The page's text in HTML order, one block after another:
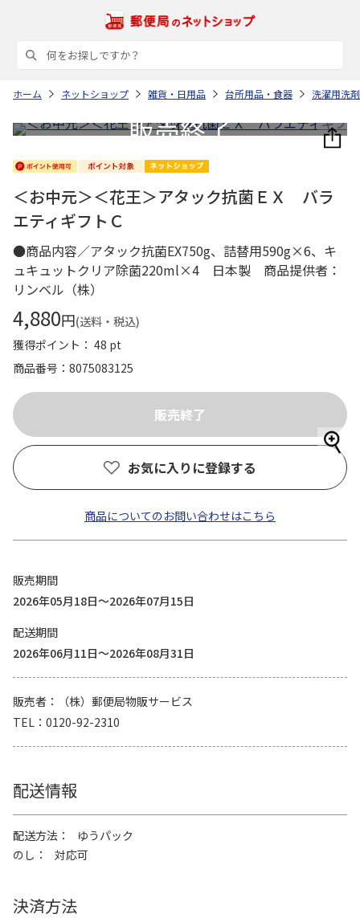
ホーム ネットショップ 雑貨・日用品 台所用品・食器 洗濯用洗剤
＜お中元＞＜花王＞アタック抗菌ＥＸ バラ
エティギフトＣ
●商品内容／アタック抗菌EX750g、詰替用590g×6、キ
ュキュットクリア除菌220ml×4 日本製 商品提供者：
リンベル（株）
4,880円(送料・税込)
獲得ポイント： 48 pt
商品番号
8075083125
お気に入りに登録する
商品についてのお問い合わせはこちら
販売期間
2026年05月18日～2026年07月15日
配送期間
2026年06月11日～2026年08月31日
販売者
（株）郵便局物販サービス
TEL
0120-92-2310
配送情報
配送方法
ゆうパック
のし
対応可
決済方法